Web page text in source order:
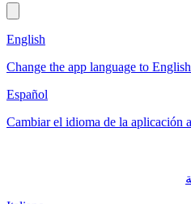
English
Change the app language to
Español
Cambiar el idioma de la aplicación